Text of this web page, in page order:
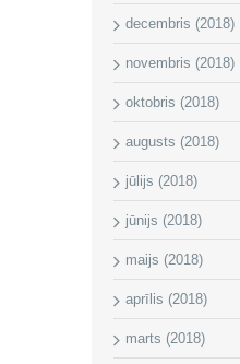
decembris (2018)
novembris (2018)
oktobris (2018)
augusts (2018)
jūlijs (2018)
jūnijs (2018)
maijs (2018)
aprīlis (2018)
marts (2018)